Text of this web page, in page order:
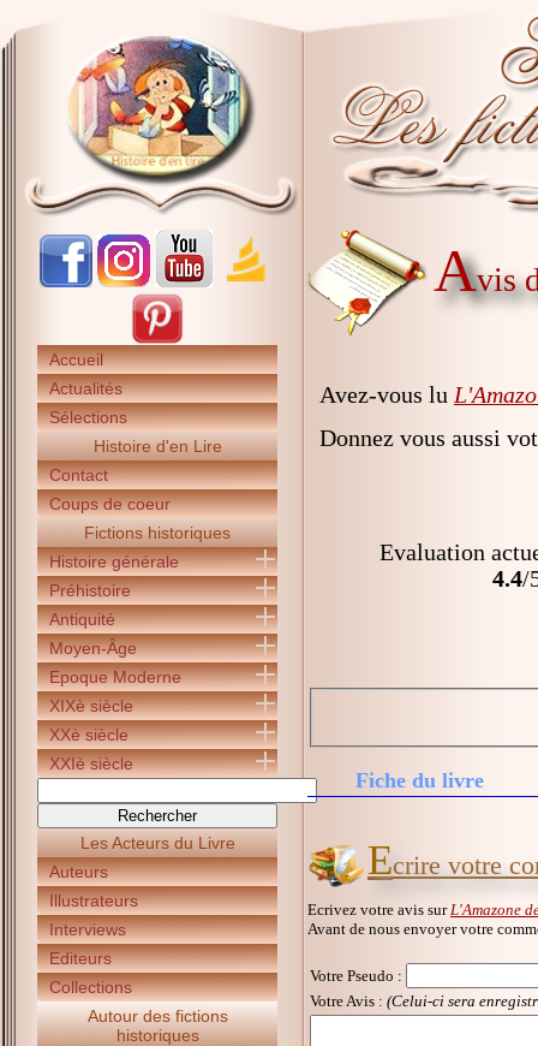
Accueil
Actualités
Sélections
Histoire d'en Lire
Contact
Coups de coeur
Fictions historiques
Histoire générale
Préhistoire
Antiquité
Moyen-Âge
Epoque Moderne
XIXè siècle
XXè siècle
XXIè siècle
Les Acteurs du Livre
Auteurs
Illustrateurs
Interviews
Editeurs
Collections
Autour des fictions
historiques
Avis
Avez-vous lu
Donnez vous aussi
Evaluation
4.4/
Fiche du livre
Ecrire votre
Ecrivez votre avis sur L'Amazone
Avant de nous envoyer votre
Votre Pseudo :
Votre Avis : (Celui-ci sera